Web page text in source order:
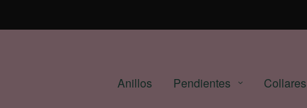
Anillos Pendientes Collares